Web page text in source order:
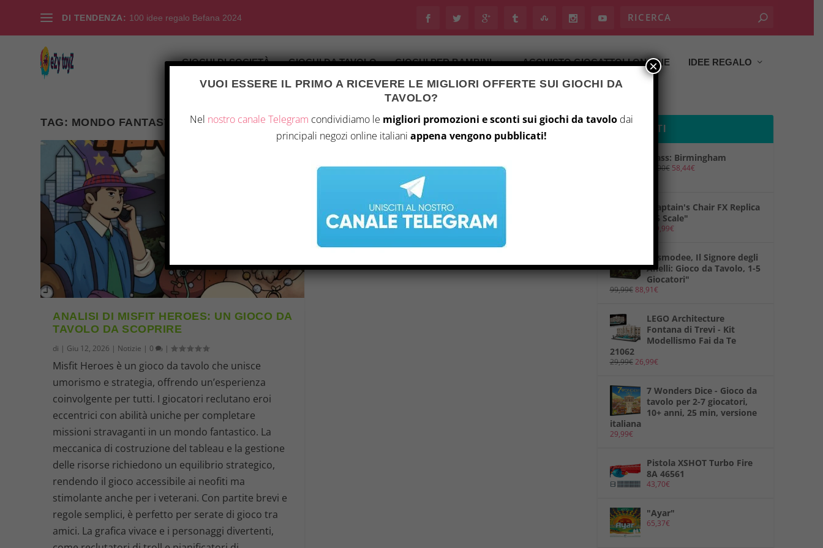
DI TENDENZA: 100 idee regalo Befana 2024
GIOCHI DI SOCIETÀ GIOCHI DA TAVOLO GIOCHI PER BAMBINI ACQUISTO GIOCATTOLI ON LINE IDEE REGALO
TAG: MONDO FANTASTICO
ANALISI DI MISFIT HEROES: UN GIOCO DA
TAVOLO DA SCOPRIRE
di | Giu 12, 2026 | Notizie | 0 |
Misfit Heroes è un gioco da tavolo che unisce
umorismo e strategia, offrendo un’esperienza
coinvolgente per tutti. I giocatori reclutano eroi
eccentrici con abilità uniche per completare
missioni stravaganti in un mondo fantastico. La
meccanica di costruzione del tableau e la gestione
delle risorse richiedono un equilibrio strategico,
rendendo il gioco accessibile ai neofiti ma
stimolante anche per i veterani. Con partite brevi e
regole semplici, è perfetto per serate di gioco tra
amici. La grafica vivace e i personaggi divertenti,
PRODOTTI
Brass: Birmingham
69,90€ 58,44€
"Captain's Chair FX Replica
1/6 Scale"
149,99€
"Asmodee, Il Signore degli
Anelli: Gioco da Tavolo, 1-5
Giocatori"
99,99€ 88,91€
LEGO Architecture
Fontana di Trevi - Kit
Modellismo Fai da Te
21062
29,99€ 26,99€
7 Wonders Dice - Gioco da
tavolo per 2-7 giocatori,
10+ anni, 25 min, versione
italiana
29,99€
Pistola XSHOT Turbo Fire
8A 46561
43,70€
"Ayar"
65,37€
VUOI ESSERE IL PRIMO A RICEVERE LE MIGLIORI OFFERTE SUI GIOCHI DA
TAVOLO?
Nel nostro canale Telegram condividiamo le migliori promozioni e sconti sui giochi da tavolodai
principali negozi online italiani appena vengono pubblicati!
×